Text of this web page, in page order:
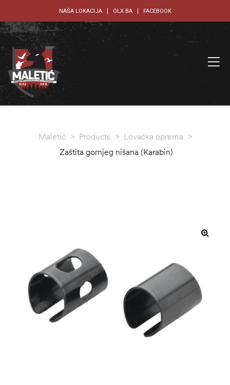
NAŠA LOKACIJA OLX.BA FACEBOOK
Maletić > Products > Lovačka oprema >
Zaštita gornjeg nišana (Karabin)